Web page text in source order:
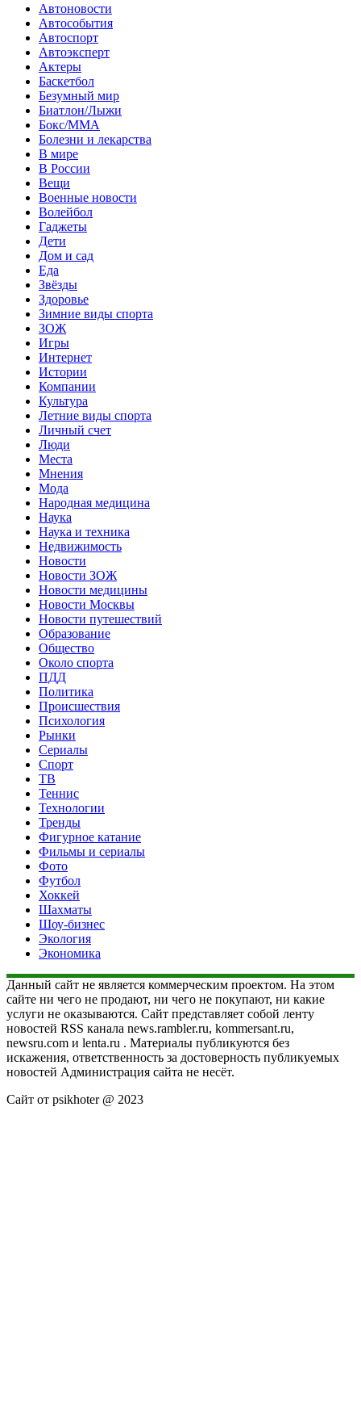
Автоновости
Автособытия
Автоспорт
Автоэксперт
Актеры
Баскетбол
Безумный мир
Биатлон/Лыжи
Бокс/MMA
Болезни и лекарства
В мире
В России
Вещи
Военные новости
Волейбол
Гаджеты
Дети
Дом и сад
Еда
Звёзды
Здоровье
Зимние виды спорта
ЗОЖ
Игры
Интернет
Истории
Компании
Культура
Летние виды спорта
Личный счет
Люди
Места
Мнения
Мода
Народная медицина
Наука
Наука и техника
Недвижимость
Новости
Новости ЗОЖ
Новости медицины
Новости Москвы
Новости путешествий
Образование
Общество
Около спорта
ПДД
Политика
Происшествия
Психология
Рынки
Сериалы
Спорт
ТВ
Теннис
Технологии
Тренды
Фигурное катание
Фильмы и сериалы
Фото
Футбол
Хоккей
Шахматы
Шоу-бизнес
Экология
Экономика
Данный сайт не является коммерческим проектом. На этом
сайте ни чего не продают, ни чего не покупают, ни какие
услуги не оказываются. Сайт представляет собой ленту
новостей RSS канала news.rambler.ru, kommersant.ru,
newsru.com и lenta.ru . Материалы публикуются без
искажения, ответственность за достоверность публикуемых
новостей Администрация сайта не несёт.
Сайт от psikhoter @ 2023